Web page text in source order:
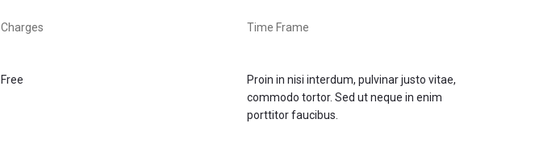
Charges Time Frame
Free
Proin in nisi interdum, pulvinar justo vitae,
commodo tortor. Sed ut neque in enim
porttitor faucibus.